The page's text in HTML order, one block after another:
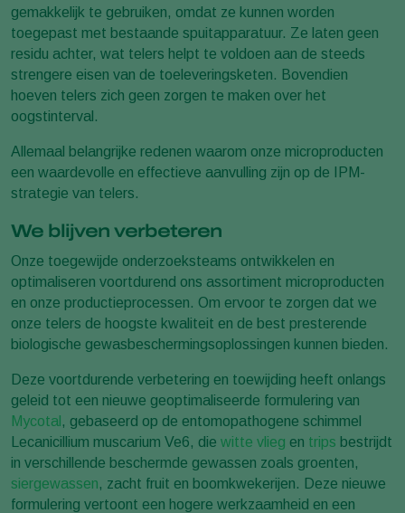
gemakkelijk te gebruiken, omdat ze kunnen worden
toegepast met bestaande spuitapparatuur. Ze laten geen
residu achter, wat telers helpt te voldoen aan de steeds
strengere eisen van de toeleveringsketen. Bovendien
hoeven telers zich geen zorgen te maken over het
oogstinterval.
Allemaal belangrijke redenen waarom onze microproducten
een waardevolle en effectieve aanvulling zijn op de IPM-
strategie van telers.
We blijven verbeteren
Onze toegewijde onderzoeksteams ontwikkelen en
optimaliseren voortdurend ons assortiment microproducten
en onze productieprocessen. Om ervoor te zorgen dat we
onze telers de hoogste kwaliteit en de best presterende
biologische gewasbeschermingsoplossingen kunnen bieden.
Deze voortdurende verbetering en toewijding heeft onlangs
geleid tot een nieuwe geoptimaliseerde formulering van
Mycotal , gebaseerd op de entomopathogene schimmel
Lecanicillium muscarium Ve6, die witte vlieg en trips bestrijdt
in verschillende beschermde gewassen zoals groenten,
siergewassen, zacht fruit en boomkwekerijen. Deze nieuwe
formulering vertoont een hogere werkzaamheid en een